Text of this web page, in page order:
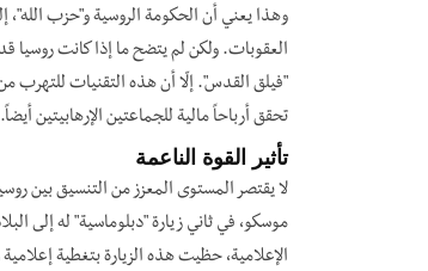
وهذا يعني أن الحكومة الروسية و"حزب
العقوبات. ولكن لم يتضح ما إذا كانت روسيا
"فيلق القدس". إلّا أن هذه التقنيات للتهرب
تحقق أرباحاً مالية للجماعتين الإرهابيتين أيضاً.
تأثير القوة الناعمة
موسكو، في ثاني زيارة "دبلوماسية" له إلى
الإعلامية، حظيت هذه الزيارة بتغطية